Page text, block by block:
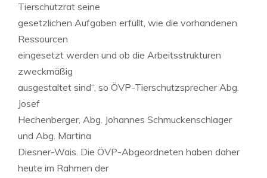
Tierschutzrat seine
gesetzlichen Aufgaben erfüllt, wie die vorhandenen
Ressourcen
eingesetzt werden und ob die Arbeitsstrukturen
zweckmäßig
ausgestaltet sind“, so ÖVP-Tierschutzsprecher Abg.
Josef
Hechenberger, Abg. Johannes Schmuckenschlager
und Abg. Martina
Diesner-Wais. Die ÖVP-Abgeordneten haben daher
heute im Rahmen der